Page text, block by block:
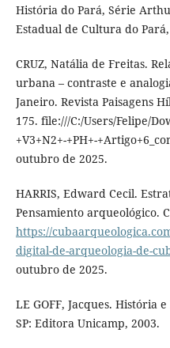
História do Pará, Série
Estadual de Cultura do
CRUZ, Natália de Freitas.
urbana – contraste e
Janeiro. Revista Paisagens
175. file:///C:/Users/Felipe/
+V3+N2+-+PH+-
outubro de 2025.
HARRIS, Edward Cecil.
Pensamiento arqueológico.
https://
digital-de-arqueologia-de-
outubro de 2025.
LE GOFF, Jacques. História
SP: Editora Unicamp, 2003.